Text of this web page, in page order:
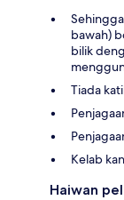
bawah)
bilik
Tiada
Kelab
Haiwan